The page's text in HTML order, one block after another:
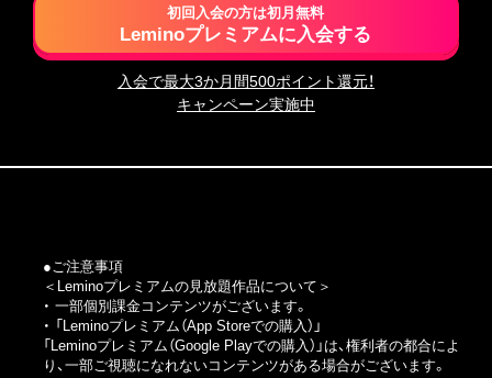
初回入会の方は初月無料
Leminoプレミアムに入会する
入会で最大3か月間500ポイント還元！
キャンペーン実施中
●ご注意事項
＜Leminoプレミアムの見放題作品について＞
・ 一部個別課金コンテンツがございます。
・ 「Leminoプレミアム（App Storeでの購入）」
「Leminoプレミアム（Google Playでの購入）」 は、権利者の都合によ
り、一部ご視聴になれないコンテンツがある場合がございます。